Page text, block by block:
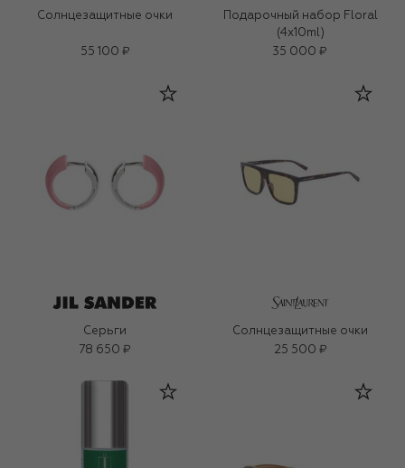
Солнцезащитные очки
55 100 ₽
Подарочный набор Floral
(4x10ml)
35 000 ₽
Серьги
78 650 ₽
Солнцезащитные очки
25 500 ₽